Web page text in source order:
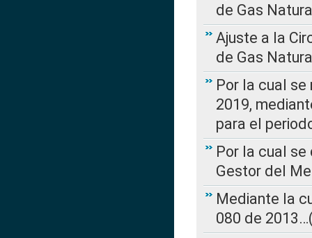
de Gas
Ajuste a la
de Gas
Por la cual se
2019,
para el
Por la cual
Gestor del
Mediante la
080 de